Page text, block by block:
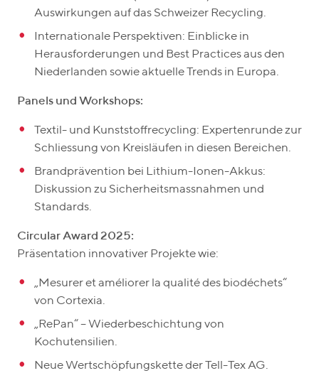
Auswirkungen auf das Schweizer Recycling.
Internationale Perspektiven: Einblicke in
Herausforderungen und Best Practices aus den
Niederlanden sowie aktuelle Trends in Europa.
Panels und Workshops:
Textil- und Kunststoffrecycling: Expertenrunde zur
Schliessung von Kreisläufen in diesen Bereichen.
Brandprävention bei Lithium-Ionen-Akkus:
Diskussion zu Sicherheitsmassnahmen und
Standards.
Circular Award 2025:
Präsentation innovativer Projekte wie:
„Mesurer et améliorer la qualité des biodéchets“
von Cortexia.
„RePan“ – Wiederbeschichtung von
Kochutensilien.
Neue Wertschöpfungskette der Tell-Tex AG.